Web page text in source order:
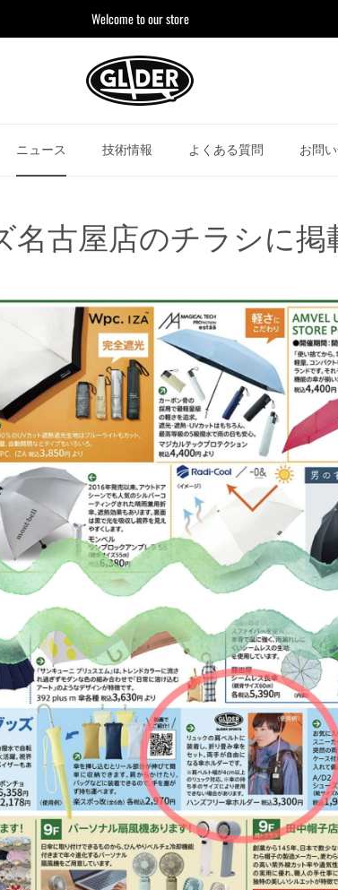
Welcome to our store
ニュース 技術情報 よくある質問 お問
古屋店のチラシに掲